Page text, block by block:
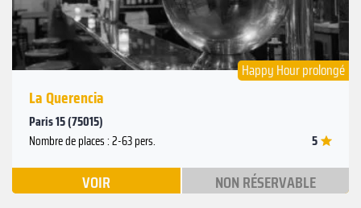
Happy Hour prolongé
La Querencia
Paris 15 (75015)
Nombre de places : 2-63 pers. 5
VOIR NON RÉSERVABLE